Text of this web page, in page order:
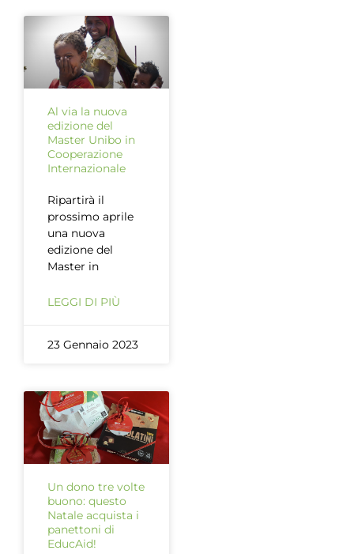
Al via la nuova
edizione del
Master Unibo in
Cooperazione
Internazionale
Ripartirà il
prossimo aprile
una nuova
edizione del
Master in
LEGGI DI PIÙ
23 Gennaio 2023
Un dono tre volte
buono: questo
Natale acquista i
panettoni di
EducAid!